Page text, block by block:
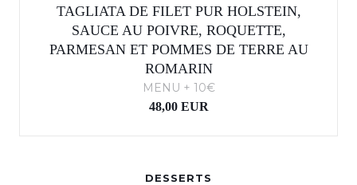
TAGLIATA DE FILET PUR HOLSTEIN,
SAUCE AU POIVRE, ROQUETTE,
PARMESAN ET POMMES DE TERRE AU
ROMARIN
MENU + 10€
48,00 EUR
DESSERTS